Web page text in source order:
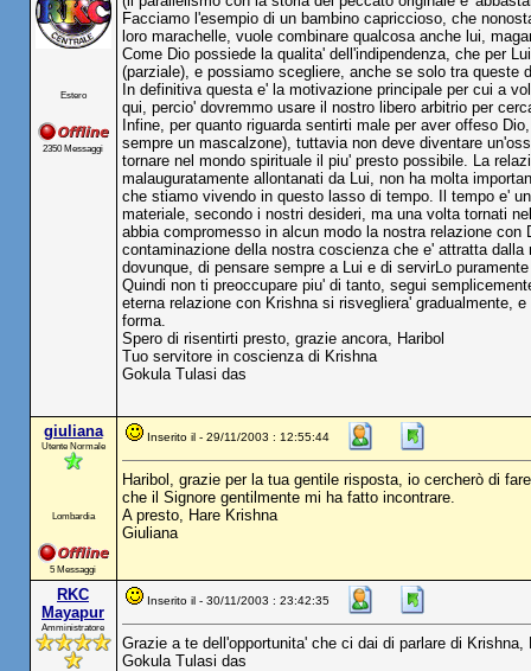
Estero
2350 Messaggi
Facciamo l'esempio di un bambino capriccioso, che
loro marachelle, vuole combinare qualcosa anche lui,
Come Dio possiede la qualita' dell'indipendenza, che per
(parziale), e possiamo scegliere, anche se solo tra queste
In definitiva questa e' la motivazione principale per cui a
qui, percio' dovremmo usare il nostro libero arbitrio per
Infine, per quanto riguarda sentirti male per aver offeso
sempre un mascalzone), tuttavia non deve diventare
tornare nel mondo spirituale il piu' presto possibile. La
malauguratamente allontanati da Lui, non ha molta
che stiamo vivendo in questo lasso di tempo. Il tempo e'
materiale, secondo i nostri desideri, ma una volta tornati
abbia compromesso in alcun modo la nostra relazione
contaminazione della nostra coscienza che e' attratta
dovunque, di pensare sempre a Lui e di servirLo
Quindi non ti preoccupare piu' di tanto, segui
eterna relazione con Krishna si risvegliera' gradualmente,
forma.
Spero di risentirti presto, grazie ancora, Haribol
Tuo servitore in coscienza di Krishna
Gokula Tulasi das
giuliana
Utente Normale
Lombardia
5 Messaggi
Inserito il - 29/11/2003 : 12:55:44
Haribol, grazie per la tua gentile risposta, io cercherò di
che il Signore gentilmente mi ha fatto incontrare.
A presto, Hare Krishna
Giuliana
RKC
Mayapur
Amministratore
Inserito il - 30/11/2003 : 23:42:35
Grazie a te dell'opportunita' che ci dai di parlare di Krishna,
Gokula Tulasi das